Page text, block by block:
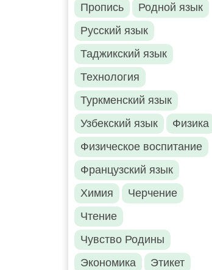
Пропись
Родной язык
Русский язык
Таджикский язык
Технология
Туркменский язык
Узбекский язык
Физика
Физическое воспитание
Французский язык
Химия
Черчение
Чтение
Чувство Родины
Экономика
Этикет